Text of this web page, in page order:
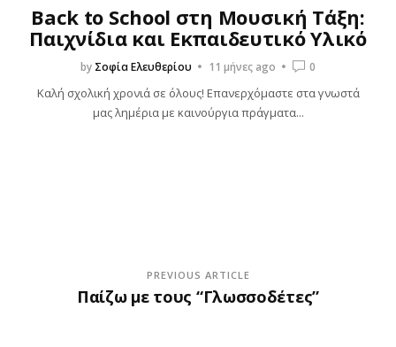
Back to School στη Μουσική Τάξη:
Παιχνίδια και Εκπαιδευτικό Υλικό
by Σοφία Ελευθερίου 11 μήνες ago 0
Καλή σχολική χρονιά σε όλους! Επανερχόμαστε στα γνωστά
μας λημέρια με καινούργια πράγματα...
PREVIOUS ARTICLE
Παίζω με τους “Γλωσσοδέτες”